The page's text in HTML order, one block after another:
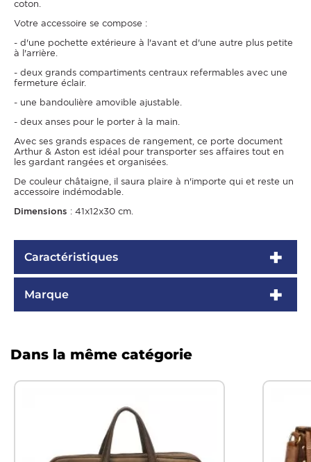
coton.
Votre accessoire se compose :
- d'une pochette extérieure à l'avant et d'une autre plus petite
à l'arrière.
- deux grands compartiments centraux refermables avec une
fermeture éclair.
- une bandoulière amovible ajustable.
- deux anses pour le porter à la main.
Avec ses grands espaces de rangement, ce porte document
Arthur & Aston est idéal pour transporter ses affaires tout en
les gardant rangées et organisées.
De couleur châtaigne, il saura plaire à n'importe qui et reste un
accessoire indémodable.
Dimensions : 41x12x30 cm.
Caractéristiques
Marque
Dans la même catégorie